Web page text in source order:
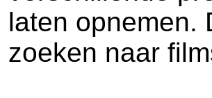
laten opnemen.
zoeken naar